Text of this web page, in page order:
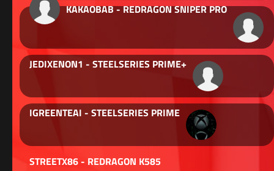
KAKAOBAB - REDRAGON SNIPER PRO
JEDIXENON1 - STEELSERIES PRIME+
IGREENTEAI - STEELSERIES PRIME
STREETX86 - REDRAGON K585